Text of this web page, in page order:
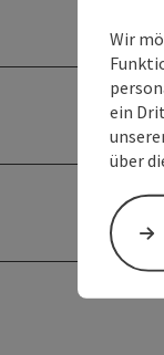
Wir
ein
über